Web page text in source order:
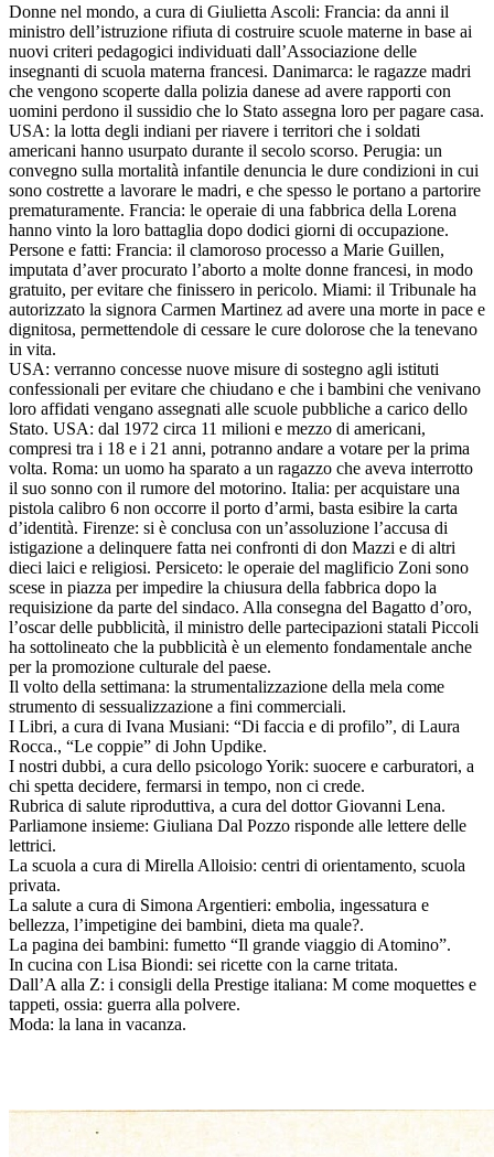
Donne nel mondo, a cura di Giulietta Ascoli: Francia: da anni il
ministro dell’istruzione rifiuta di costruire scuole materne in base ai
nuovi criteri pedagogici individuati dall’Associazione delle
insegnanti di scuola materna francesi. Danimarca: le ragazze madri
che vengono scoperte dalla polizia danese ad avere rapporti con
uomini perdono il sussidio che lo Stato assegna loro per pagare casa.
USA: la lotta degli indiani per riavere i territori che i soldati
americani hanno usurpato durante il secolo scorso. Perugia: un
convegno sulla mortalità infantile denuncia le dure condizioni in cui
sono costrette a lavorare le madri, e che spesso le portano a partorire
prematuramente. Francia: le operaie di una fabbrica della Lorena
hanno vinto la loro battaglia dopo dodici giorni di occupazione.
Persone e fatti: Francia: il clamoroso processo a Marie Guillen,
imputata d’aver procurato l’aborto a molte donne francesi, in modo
gratuito, per evitare che finissero in pericolo. Miami: il Tribunale ha
autorizzato la signora Carmen Martinez ad avere una morte in pace e
dignitosa, permettendole di cessare le cure dolorose che la tenevano
in vita.
USA: verranno concesse nuove misure di sostegno agli istituti
confessionali per evitare che chiudano e che i bambini che venivano
loro affidati vengano assegnati alle scuole pubbliche a carico dello
Stato. USA: dal 1972 circa 11 milioni e mezzo di americani,
compresi tra i 18 e i 21 anni, potranno andare a votare per la prima
volta. Roma: un uomo ha sparato a un ragazzo che aveva interrotto
il suo sonno con il rumore del motorino. Italia: per acquistare una
pistola calibro 6 non occorre il porto d’armi, basta esibire la carta
d’identità. Firenze: si è conclusa con un’assoluzione l’accusa di
istigazione a delinquere fatta nei confronti di don Mazzi e di altri
dieci laici e religiosi. Persiceto: le operaie del maglificio Zoni sono
scese in piazza per impedire la chiusura della fabbrica dopo la
requisizione da parte del sindaco. Alla consegna del Bagatto d’oro,
l’oscar delle pubblicità, il ministro delle partecipazioni statali Piccoli
ha sottolineato che la pubblicità è un elemento fondamentale anche
per la promozione culturale del paese.
Il volto della settimana: la strumentalizzazione della mela come
strumento di sessualizzazione a fini commerciali.
I Libri, a cura di Ivana Musiani: “Di faccia e di profilo”, di Laura
Rocca., “Le coppie” di John Updike.
I nostri dubbi, a cura dello psicologo Yorik: suocere e carburatori, a
chi spetta decidere, fermarsi in tempo, non ci crede.
Rubrica di salute riproduttiva, a cura del dottor Giovanni Lena.
Parliamone insieme: Giuliana Dal Pozzo risponde alle lettere delle
lettrici.
La scuola a cura di Mirella Alloisio: centri di orientamento, scuola
privata.
La salute a cura di Simona Argentieri: embolia, ingessatura e
bellezza, l’impetigine dei bambini, dieta ma quale?.
La pagina dei bambini: fumetto “Il grande viaggio di Atomino”.
In cucina con Lisa Biondi: sei ricette con la carne tritata.
Dall’A alla Z: i consigli della Prestige italiana: M come moquettes e
tappeti, ossia: guerra alla polvere.
Moda: la lana in vacanza.